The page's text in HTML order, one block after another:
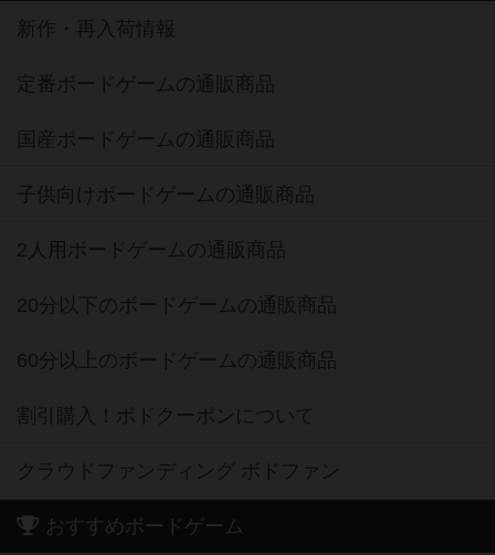
新作・再入荷情報
定番ボードゲームの通販商品
国産ボードゲームの通販商品
子供向けボードゲームの通販商品
2人用ボードゲームの通販商品
20分以下のボードゲームの通販商品
60分以上のボードゲームの通販商品
割引購入！ボドクーポンについて
クラウドファンディング ボドファン
おすすめボードゲーム